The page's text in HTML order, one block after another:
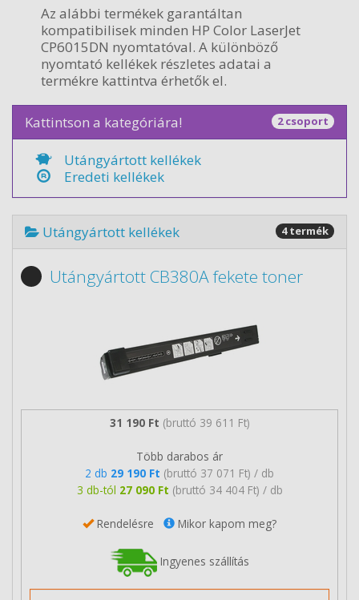
Az alábbi termékek garantáltan
kompatibilisek minden HP Color LaserJet
CP6015DN nyomtatóval. A különböző
nyomtató kellékek részletes adatai a
termékre kattintva érhetők el.
Kattintson a kategóriára! 2 csoport
Utángyártott kellékek
Eredeti kellékek
Utángyártott kellékek 4 termék
Utángyártott CB380A fekete toner
31 190 Ft (bruttó 39 611 Ft)
Több darabos ár
2 db 29 190 Ft (bruttó 37 071 Ft) / db
3 db-tól 27 090 Ft (bruttó 34 404 Ft) / db
Rendelésre Mikor kapom meg?
Ingyenes szállítás